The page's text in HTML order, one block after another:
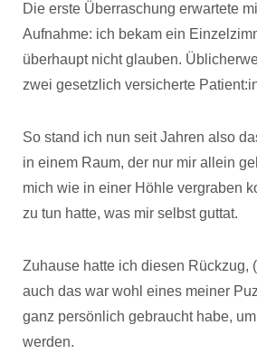
Die erste Überraschung erwartete
Aufnahme: ich bekam ein
überhaupt nicht glauben.
zwei gesetzlich versicherte
So stand ich nun seit Jahren also
in einem Raum, der nur mir allein
mich wie in einer Höhle vergraben
zu tun hatte, was mir selbst guttat.
Zuhause hatte ich diesen Rückzug,
auch das war wohl eines meiner
ganz persönlich gebraucht habe,
werden.